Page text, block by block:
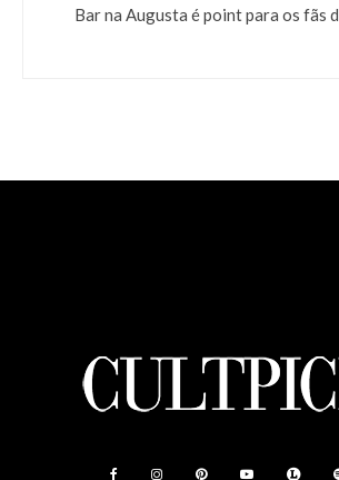
Bar na Augusta é point para os fãs